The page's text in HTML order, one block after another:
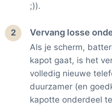
;)).
2 Vervang losse
Als je scherm,
kapot gaat, is het
volledig nieuwe
duurzamer (en
kapotte onderdeel